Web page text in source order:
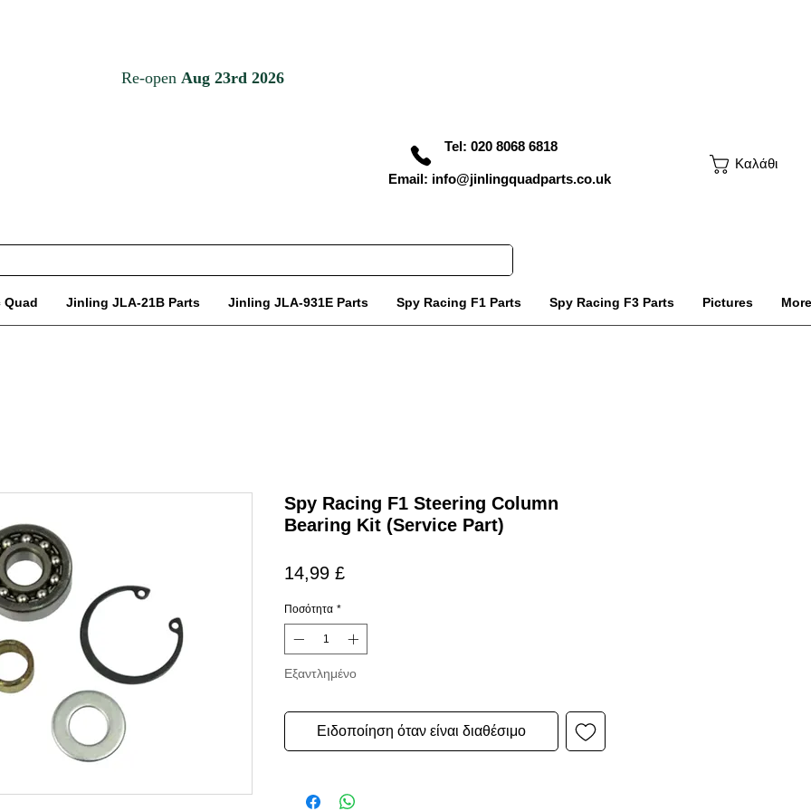
Tel: 020 8068 6818
Email: info@jinlingquadparts.co.uk
Καλάθι
Quad Jinling JLA-21B Parts Jinling JLA-931E Parts Spy Racing F1 Parts Spy Racing F3 Parts Pictures More
Spy Racing F1 Steering Column
Bearing Kit (Service Part)
14,99 £Τιμή
Ποσότητα *
Εξαντλημένο
Ειδοποίηση όταν είναι διαθέσιμο